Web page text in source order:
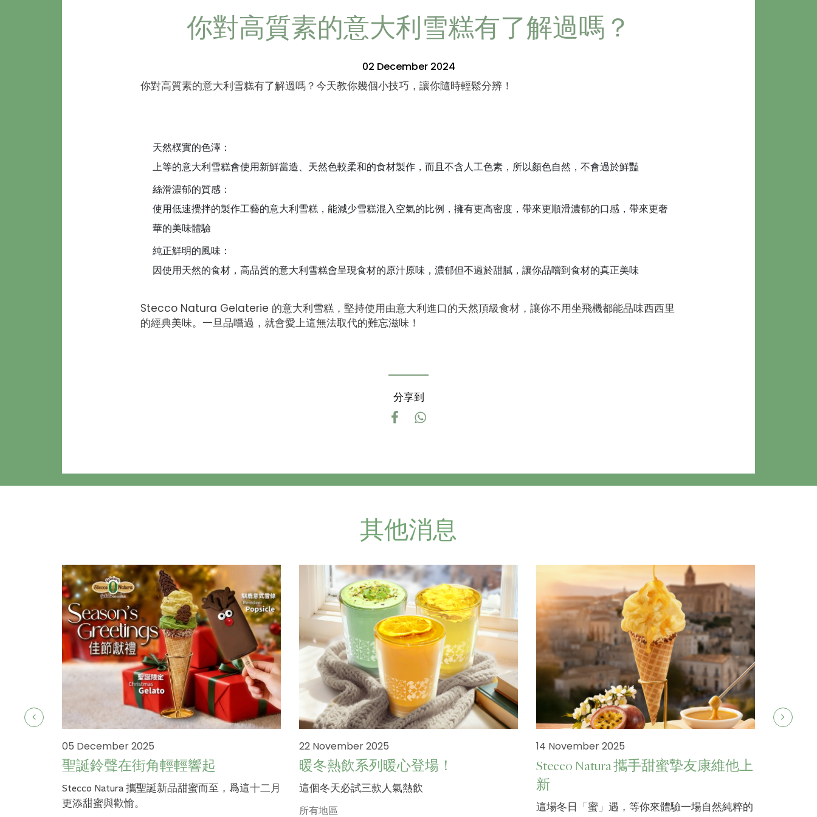
你對高質素的意大利雪糕有了解過嗎？
02 December 2024
你對高質素的意大利雪糕有了解過嗎？今天教你幾個小技巧，讓你隨時輕鬆分辨！
天然樸實的色澤：
上等的意大利雪糕會使用新鮮當造、天然色較柔和的食材製作，而且不含人工色素，所以顏色自然，不會過於鮮豔
絲滑濃郁的質感：
使用低速攪拌的製作工藝的意大利雪糕，能減少雪糕混入空氣的比例，擁有更高密度，帶來更順滑濃郁的口感，帶來更奢
華的美味體驗
純正鮮明的風味：
因使用天然的食材，高品質的意大利雪糕會呈現食材的原汁原味，濃郁但不過於甜膩，讓你品嚐到食材的真正美味
Stecco Natura Gelaterie 的意大利雪糕，堅持使用由意大利進口的天然頂級食材，讓你不用坐飛機都能品味西西里
的經典美味。一旦品嚐過，就會愛上這無法取代的難忘滋味！
分享到
其他消息
05 December 2025
聖誕鈴聲在街角輕輕響起
Stecco Natura 攜聖誕新品甜蜜而至，爲這十二月
更添甜蜜與歡愉。
22 November 2025
暖冬熱飲系列暖心登場！
這個冬天必試三款人氣熱飲
所有地區
14 November 2025
Stecco Natura 攜手甜蜜摯友康維他上
新
這場冬日「蜜」遇，等你來體驗一場自然純粹的